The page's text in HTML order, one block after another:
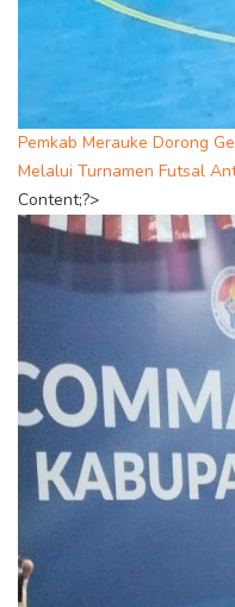
Pemkab Merauke Dorong
Melalui Turnamen Futsal
Content;?>